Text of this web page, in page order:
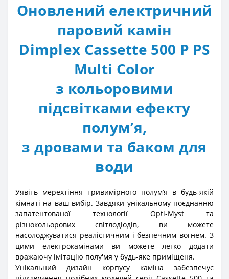
Оновлений електричний
паровий камін
Dimplex Cassette 500 P PS
Multi Color
з кольоровими
підсвітками ефекту
полумʼя,
з дровами та баком для
води
Уявіть мерехтіння тривимірного полум’я в будь-якій
кімнаті на ваш вибір. Завдяки унікальному поєднанню
запатентованої технології Opti-Myst та
різнокольорових світлодіодів, ви можете
насолоджуватися реалістичним і безпечним вогнем. З
цими електрокамінами ви можете легко додати
вражаючу імітацію полу'мя у будь-яке приміщеня.
Унікальний дизайн корпусу каміна забезпечує